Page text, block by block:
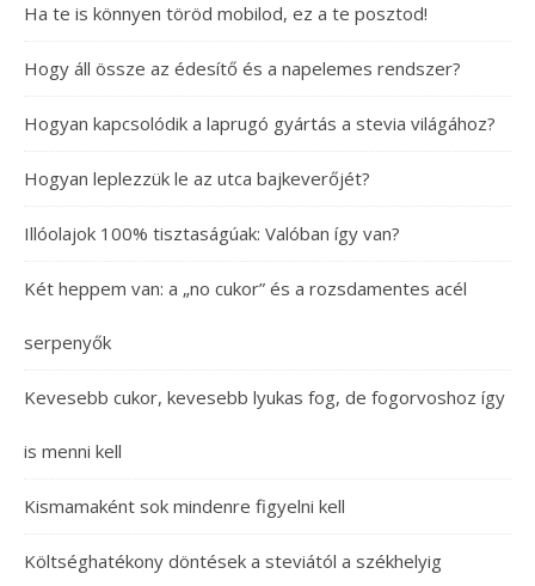
Ha te is könnyen töröd mobilod, ez a te posztod!
Hogy áll össze az édesítő és a napelemes rendszer?
Hogyan kapcsolódik a laprugó gyártás a stevia világához?
Hogyan leplezzük le az utca bajkeverőjét?
Illóolajok 100% tisztaságúak: Valóban így van?
Két heppem van: a „no cukor” és a rozsdamentes acél
serpenyők
Kevesebb cukor, kevesebb lyukas fog, de fogorvoshoz így
is menni kell
Kismamaként sok mindenre figyelni kell
Költséghatékony döntések a steviától a székhelyig